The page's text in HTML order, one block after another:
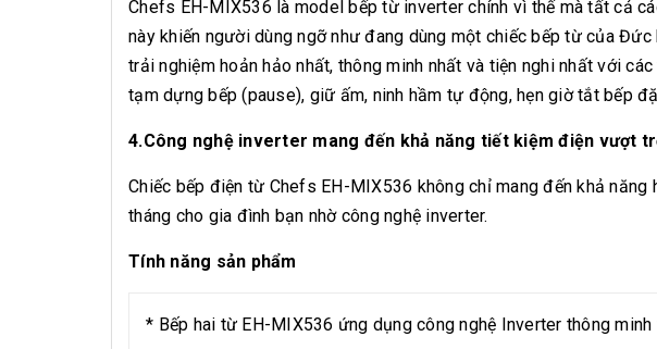
Chefs EH-MIX536 là model bếp từ inverter chính vì thế mà tất cả
này khiến người dùng ngỡ như đang dùng một chiếc bếp từ của
trải nghiệm hoản hảo nhất, thông minh nhất và tiện nghi nhất với
tạm dựng bếp (pause), giữ ấm, ninh hầm tự động, hẹn giờ tắt bếp
4.Công nghệ inverter mang đến khả năng tiết kiệm điện vượt
Chiếc bếp điện từ Chefs EH-MIX536 không chỉ mang đến khả
tháng cho gia đình bạn nhờ công nghệ inverter.
Tính năng sản phẩm
* Bếp hai từ EH-MIX536 ứng dụng công nghệ Inverter thông